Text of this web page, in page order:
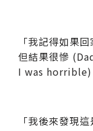
「我記得如果
但結果很慘 (
I was horrible)
「我後來發現